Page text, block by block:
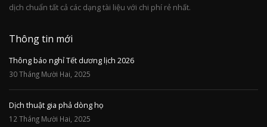
dịch chuẩn tất cả các dạng tài liệu với chi phí rẻ nhất.
Thông tin mới
Thông báo nghỉ Tết dương lịch 2026
30 Tháng Mười Hai, 2025
Dịch thuật gia phả dòng họ
12 Tháng Mười Hai, 2025